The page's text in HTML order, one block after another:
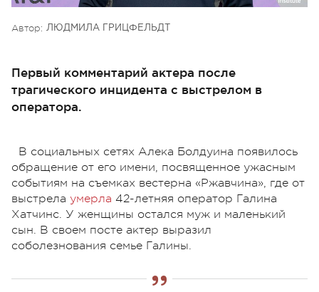
Автор: ЛЮДМИЛА ГРИЦФЕЛЬДТ
Первый комментарий актера после
трагического инцидента с выстрелом в
оператора.
В социальных сетях Алека Болдуина появилось
обращение от его имени, посвященное ужасным
событиям на съемках вестерна «Ржавчина», где от
выстрела умерла 42-летняя оператор Галина
Хатчинс. У женщины остался муж и маленький
сын. В своем посте актер выразил
соболезнования семье Галины.